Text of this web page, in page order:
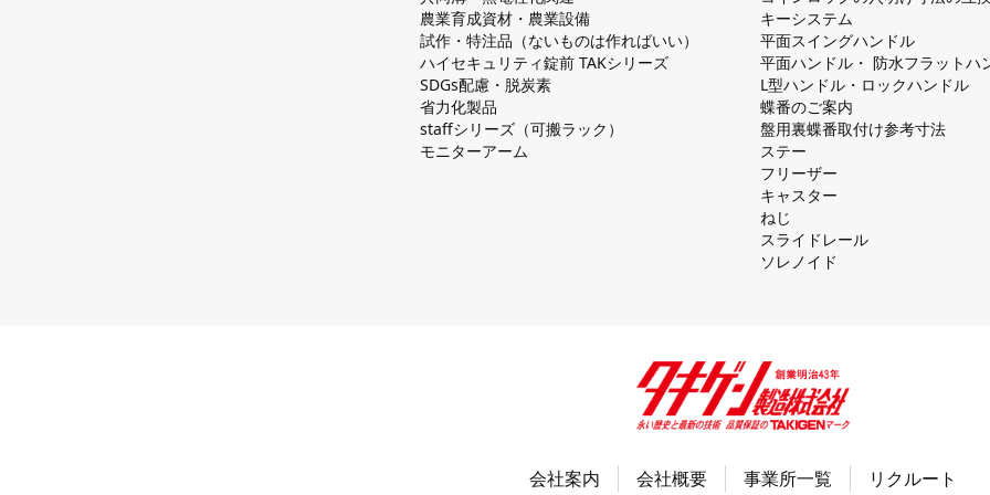
農業育成資材・農業設備
試作・特注品（ないものは作ればいい）
ハイセキュリティ錠前 TAKシリーズ
SDGs配慮・脱炭素
省力化製品
staffシリーズ（可搬ラック）
モニターアーム
キーシステム
平⾯スイングハンドル
平⾯ハンドル・ 防⽔フラットハ
L型ハンドル・ロックハンドル
蝶番のご案内
盤⽤裏蝶番取付け参考⼨法
ステー
フリーザー
キャスター
ねじ
スライドレール
ソレノイド
会社案内 会社概要 事業所一覧 リクルート